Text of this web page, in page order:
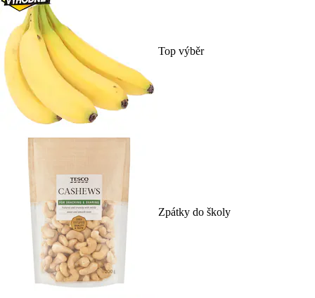
Top výběr
Zpátky do školy